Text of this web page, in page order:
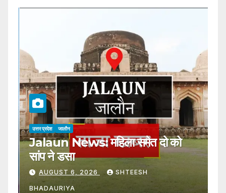
उत्तर प्रदेश जालौन
Jalaun News: महिला समेत दो को
सांप ने डसा
AUGUST 6, 2026 SHTEESH
BHADAURIYA